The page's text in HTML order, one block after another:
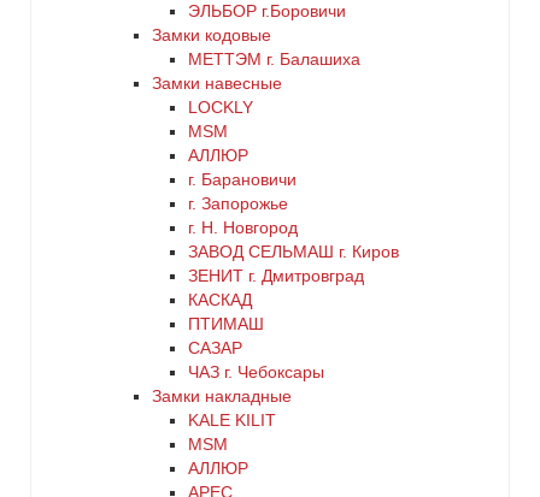
ЭЛЬБОР г.Боровичи
Замки кодовые
МЕТТЭМ г. Балашиха
Замки навесные
LOCKLY
MSM
АЛЛЮР
г. Барановичи
г. Запорожье
г. Н. Новгород
ЗАВОД СЕЛЬМАШ г. Киров
ЗЕНИТ г. Дмитровград
КАСКАД
ПТИМАШ
САЗАР
ЧАЗ г. Чебоксары
Замки накладные
KALE KILIT
MSM
АЛЛЮР
АРЕС